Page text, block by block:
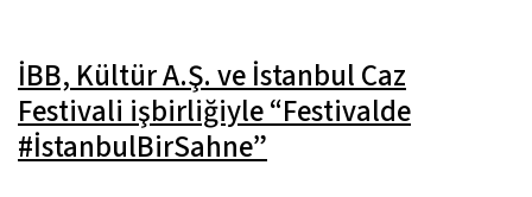
İBB, Kültür A.Ş. ve İstanbul Caz
Festivali işbirliğiyle “Festivalde
#İstanbulBirSahne”